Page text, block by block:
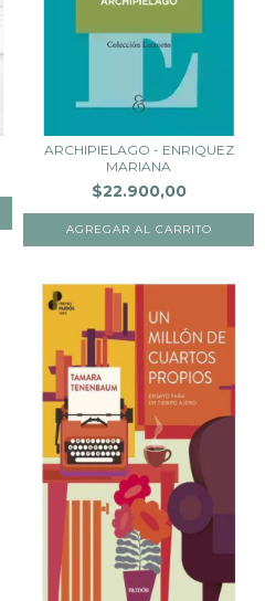
ARCHIPIELAGO - ENRIQUEZ
MARIANA
$22.900,00